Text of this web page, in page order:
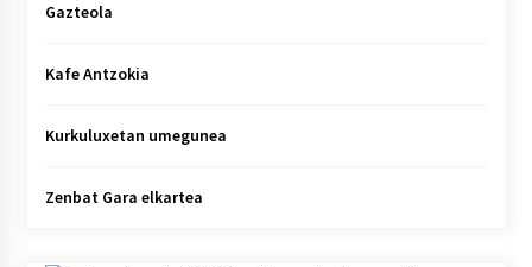
Gazteola
Kafe Antzokia
Kurkuluxetan umegunea
Zenbat Gara elkartea